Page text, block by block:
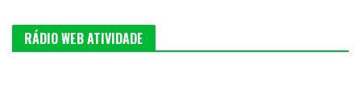
RÁDIO WEB ATIVIDADE